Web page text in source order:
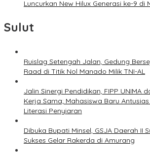
Luncurkan New Hilux Generasi ke-9 di
Sulut
Ruislag Setengah Jalan, Gedung
Raad di Titik Nol Manado Milik TNI-AL
Jalin Sinergi Pendidikan, FIPP UNIMA
Kerja Sama; Mahasiswa Baru
Literasi Penyiaran
Dibuka Bupati Minsel, GSJA Daerah II
Sukses Gelar Rakerda di Amurang